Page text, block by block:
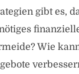
gibt es,
Wie